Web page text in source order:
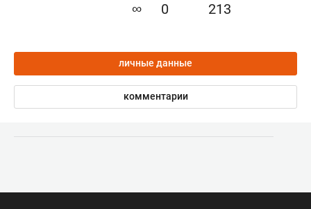
∞ 0 213
личные данные
комментарии